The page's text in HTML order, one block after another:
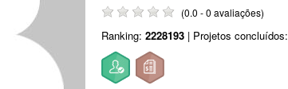
(0.0 - 0 avaliações)
Ranking: 2228193 | Projetos concluídos: